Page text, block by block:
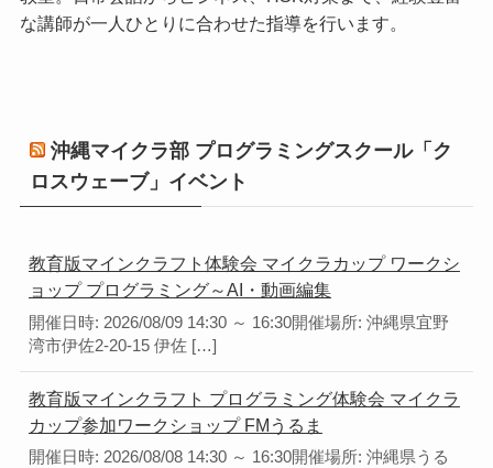
な講師が一人ひとりに合わせた指導を行います。
沖縄マイクラ部 プログラミングスクール「ク
ロスウェーブ」イベント
教育版マインクラフト体験会 マイクラカップ ワークシ
ョップ プログラミング～AI・動画編集
開催日時: 2026/08/09 14:30 ～ 16:30開催場所: 沖縄県宜野
湾市伊佐2-20-15 伊佐 […]
教育版マインクラフト プログラミング体験会 マイクラ
カップ参加ワークショップ FMうるま
開催日時: 2026/08/08 14:30 ～ 16:30開催場所: 沖縄県うる